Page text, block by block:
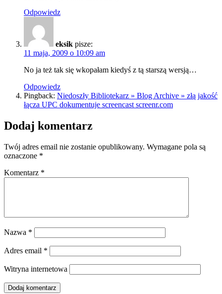
Odpowiedz
eksik pisze:
11 maja, 2009 o 10:09 am
No ja też tak się wkopałam kiedyś z tą starszą wersją…
Odpowiedz
Pingback: Niedoszły Bibliotekarz » Blog Archive » złą jakość
łącza UPC dokumentuje screencast screenr.com
Dodaj komentarz
Twój adres email nie zostanie opublikowany. Wymagane pola są
oznaczone *
Komentarz *
Nazwa *
Adres email *
Witryna internetowa